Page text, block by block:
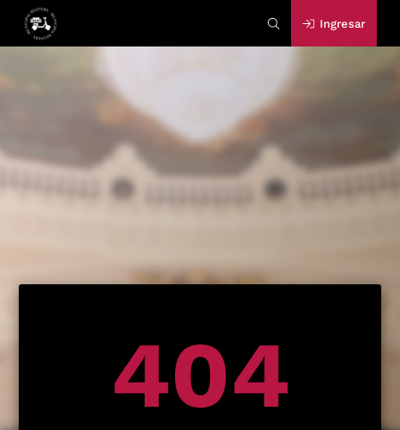
Ingresar
404